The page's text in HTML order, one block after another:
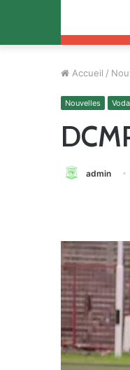
Accueil /
Nouvelles
admin